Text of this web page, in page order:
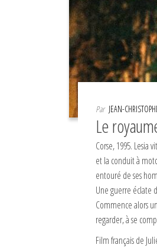
Par JEAN-
Le
Corse, 1995.
et la conduit à
entouré de ses
Une guerre éclate
Commence alors
regarder, à se
Film français de